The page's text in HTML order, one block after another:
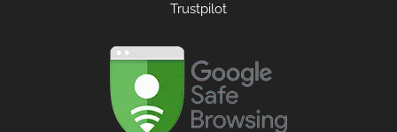
Trustpilot